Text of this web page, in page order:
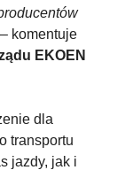
– komentuje
EKOEN
dla
transportu
jazdy, jak i